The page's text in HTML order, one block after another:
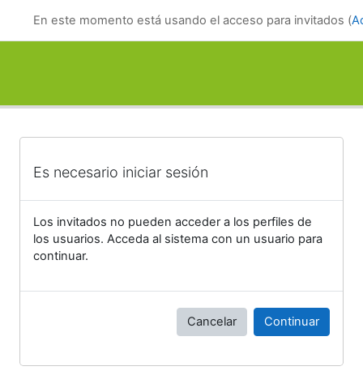
En este momento está usando el acceso para invitados (
Es necesario iniciar sesión
Los invitados no pueden acceder a los perfiles de
los usuarios. Acceda al sistema con un usuario para
continuar.
Cancelar Continuar